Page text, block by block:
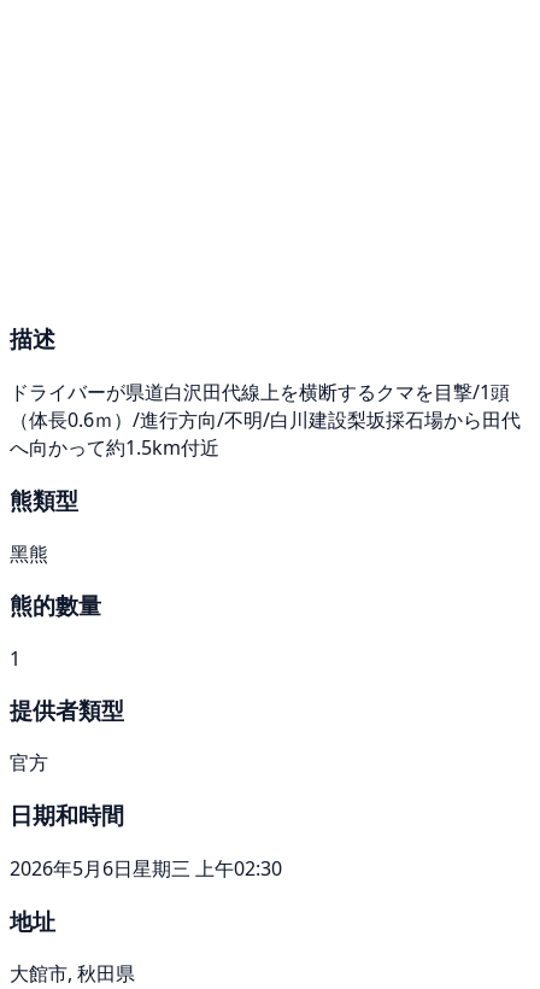
描述
ドライバーが県道白沢田代線上を横断するクマを目撃/1頭
（体長0.6ｍ）/進行方向/不明/白川建設梨坂採石場から田代
へ向かって約1.5km付近
熊類型
黑熊
熊的數量
1
提供者類型
官方
日期和時間
2026年5月6日星期三 上午02:30
地址
大館市, 秋田県